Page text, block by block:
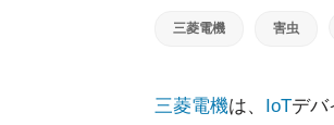
三菱電機 害虫
三菱電機は、 IoTデバ